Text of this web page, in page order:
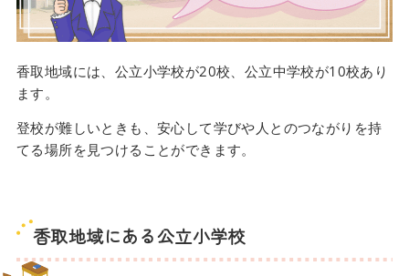
香取地域には、公立小学校が20校、公立中学校が10校あり
ます。
登校が難しいときも、安心して学びや人とのつながりを持
てる場所を見つけることができます。
香取地域にある公立小学校